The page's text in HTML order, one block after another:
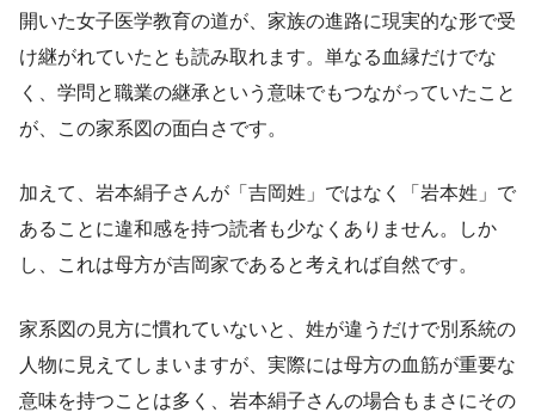
開いた女子医学教育の道が、家族の進路に現実的な形で受
け継がれていたとも読み取れます。単なる血縁だけでな
く、学問と職業の継承という意味でもつながっていたこと
が、この家系図の面白さです。
加えて、岩本絹子さんが「吉岡姓」ではなく「岩本姓」で
あることに違和感を持つ読者も少なくありません。しか
し、これは母方が吉岡家であると考えれば自然です。
家系図の見方に慣れていないと、姓が違うだけで別系統の
人物に見えてしまいますが、実際には母方の血筋が重要な
意味を持つことは多く、岩本絹子さんの場合もまさにその